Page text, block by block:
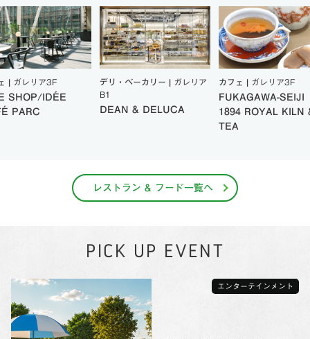
| ガレリア3F
SHOP/IDÉE
PARC
デリ・ベーカリー | ガレリア
B1
DEAN & DELUCA
カフェ | ガレリア3F
FUKAGAWA-SEIJI
1894 ROYAL KILN
TEA
レストラン & フード一覧へ
PICK UP EVENT
エンターテインメント